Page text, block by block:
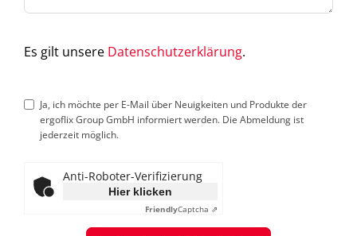
Es gilt unsere Datenschutzerklärung.
Ja, ich möchte per E-Mail über Neuigkeiten und Produkte der
ergoflix Group GmbH informiert werden. Die Abmeldung ist
jederzeit möglich.
Anti-Roboter-Verifizierung
Hier klicken
FriendlyCaptcha ⇗